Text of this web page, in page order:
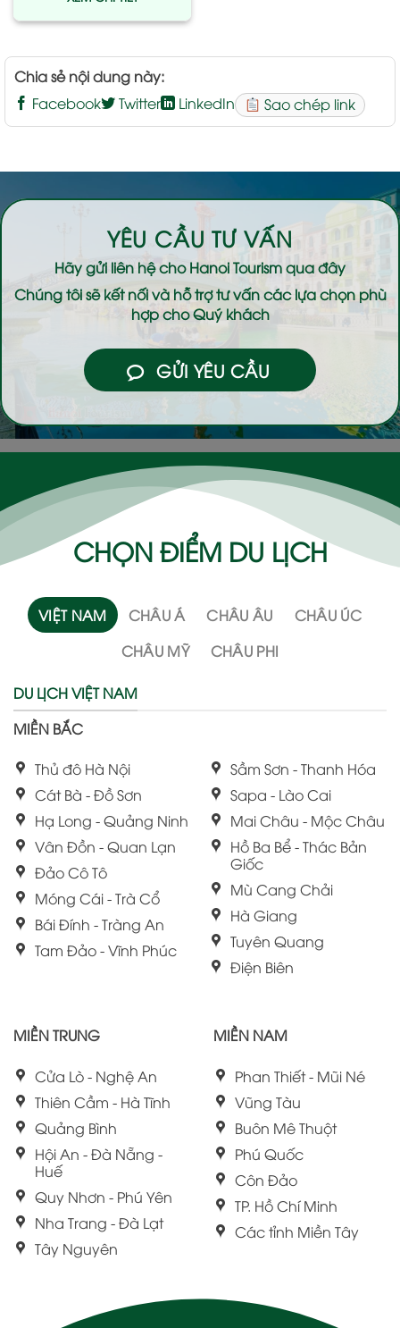
Chia sẻ nội dung này:
Facebook
Twitter LinkedIn Sao chép link
YÊU CẦU TƯ VẤN
Hãy gửi liên hệ choHanoi Tourismqua đây
Chúng tôi sẽ kết nối và hỗ trợ tư vấn các lựa chọn phù
hợp cho Quý khách
GỬI YÊU CẦU
CHỌN ĐIỂM DU LỊCH
VIỆT NAM CHÂU Á CHÂU ÂU
CHÂU ÚC
CHÂU MỸ
CHÂU PHI
DU LỊCH VIỆT NAM
MIỀN BẮC
Thủ đô Hà Nội
Cát Bà - Đồ Sơn
Hạ Long - Quảng Ninh
Vân Đồn - Quan Lạn
Đảo Cô Tô
Móng Cái - Trà Cổ
Bái Đính - Tràng An
Tam Đảo - Vĩnh Phúc
Sầm Sơn - Thanh Hóa
Sapa - Lào Cai
Mai Châu - Mộc Châu
Hồ Ba Bể - Thác Bản
Giốc
Mù Cang Chải
Hà Giang
Tuyên Quang
Điện Biên
MIỀN TRUNG
Cửa Lò - Nghệ An
Thiên Cầm - Hà Tĩnh
Quảng Bình
Hội An - Đà Nẵng -
Huế
Quy Nhơn - Phú Yên
Nha Trang - Đà Lạt
Tây Nguyên
MIỀN NAM
Phan Thiết - Mũi Né
Vũng Tàu
Buôn Mê Thuột
Phú Quốc
Côn Đảo
TP. Hồ Chí Minh
Các tỉnh Miền Tây